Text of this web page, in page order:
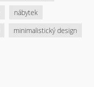
nábytek
minimalistický design